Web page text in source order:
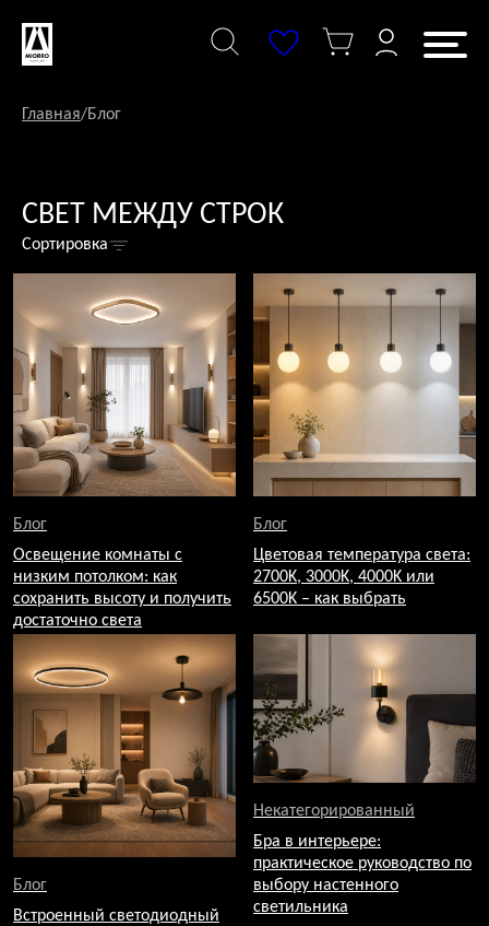
содержанию
Главная/Блог
СВЕТ МЕЖДУ СТРОК
Сортировка
Блог
Освещение комнаты с
низким потолком: как
сохранить высоту и получить
достаточно света
Блог
Цветовая температура света:
2700K, 3000K, 4000K или
6500K – как выбрать
Блог
Встроенный светодиодный
Некатегорированный
Бра в интерьере:
практическое руководство по
выбору настенного
светильника